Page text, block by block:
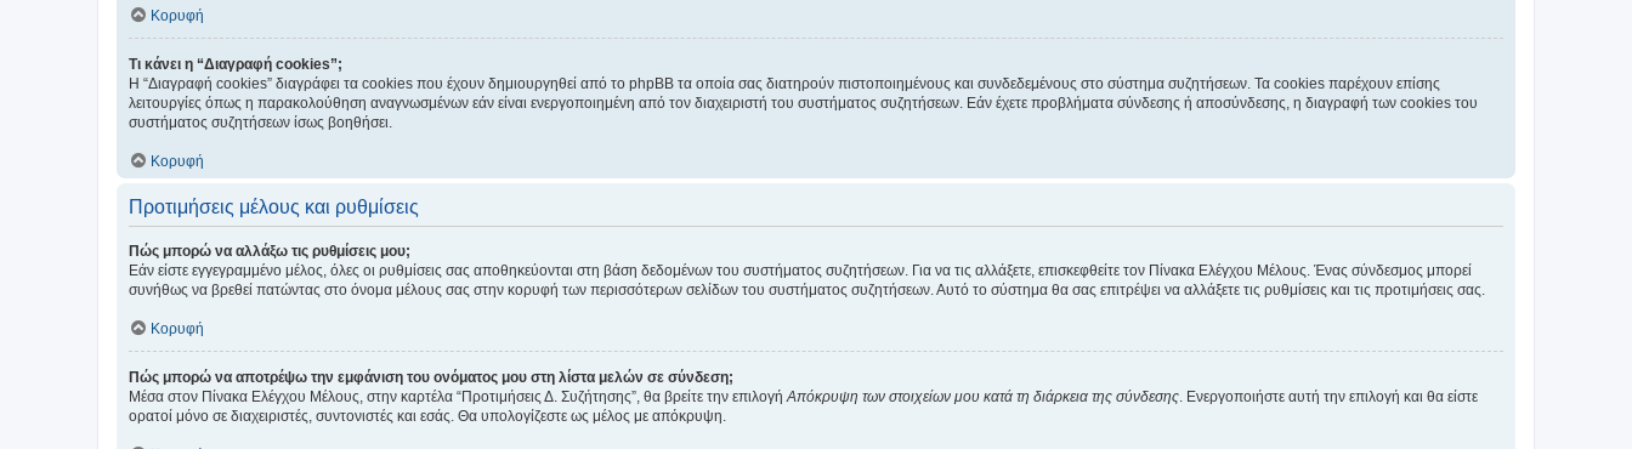
Κορυφή
Τι κάνει η “Διαγραφή cookies”;
Η “Διαγραφή cookies” διαγράφει τα cookies που έχουν δημιουργηθεί από το phpBB τα οποία σας διατηρούν πιστοποιημένους και συνδεδεμένους στο σύστημα συζητήσεων. Τα cookies παρέχουν επίσης
λειτουργίες όπως η παρακολούθηση αναγνωσμένων εάν είναι ενεργοποιημένη από τον διαχειριστή του συστήματος συζητήσεων. Εάν έχετε προβλήματα σύνδεσης ή αποσύνδεσης, η διαγραφή των cookies του
συστήματος συζητήσεων ίσως βοηθήσει.
Κορυφή
Προτιμήσεις μέλους και ρυθμίσεις
Πώς μπορώ να αλλάξω τις ρυθμίσεις μου;
Εάν είστε εγγεγραμμένο μέλος, όλες οι ρυθμίσεις σας αποθηκεύονται στη βάση δεδομένων του συστήματος συζητήσεων. Για να τις αλλάξετε, επισκεφθείτε τον Πίνακα Ελέγχου Μέλους. Ένας σύνδεσμος μπορεί
συνήθως να βρεθεί πατώντας στο όνομα μέλους σας στην κορυφή των περισσότερων σελίδων του συστήματος συζητήσεων. Αυτό το σύστημα θα σας επιτρέψει να αλλάξετε τις ρυθμίσεις και τις προτιμήσεις σας.
Κορυφή
Πώς μπορώ να αποτρέψω την εμφάνιση του ονόματος μου στη λίστα μελών σε σύνδεση;
Μέσα στον Πίνακα Ελέγχου Μέλους, στην καρτέλα “Προτιμήσεις Δ. Συζήτησης”, θα βρείτε την επιλογή Απόκρυψη των στοιχείων μου κατά τη διάρκεια της σύνδεσης . Ενεργοποιήστε αυτή την επιλογή και θα είστε
ορατοί μόνο σε διαχειριστές, συντονιστές και εσάς. Θα υπολογίζεστε ως μέλος με απόκρυψη.